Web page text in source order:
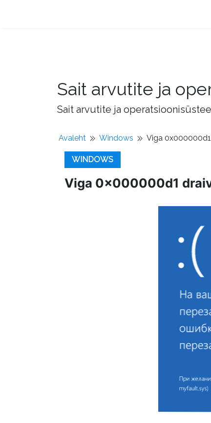
Sait arvutite ja
Sait arvutite ja
Avaleht Windows Viga
WINDOWS
Viga 0x000000d1